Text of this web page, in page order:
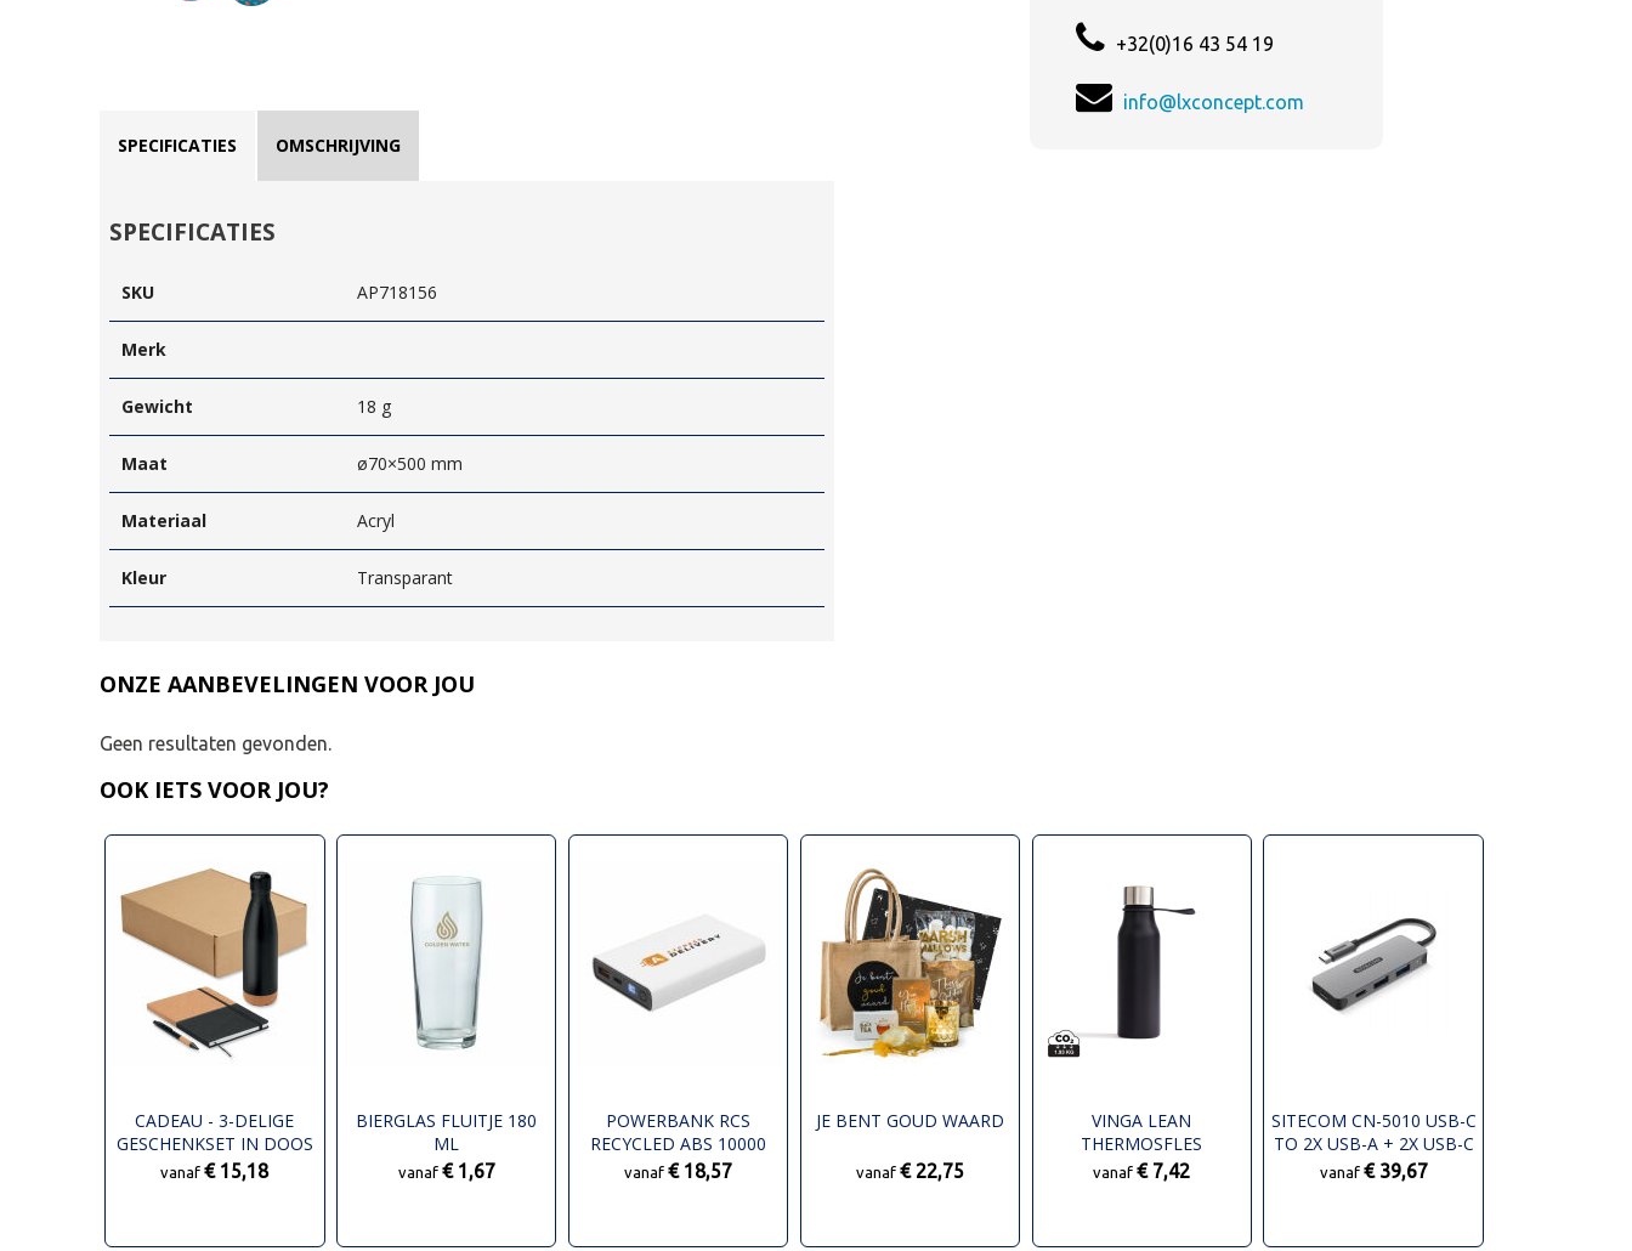
SPECIFICATIES OMSCHRIJVING
SPECIFICATIES
SKU AP718156
Merk
Gewicht 18 g
Maat ø70×500 mm
Materiaal Acryl
Kleur Transparant
+32(0)16 43 54 19
info@lxconcept.com
ONZE AANBEVELINGEN VOOR JOU
Geen resultaten gevonden.
OOK IETS VOOR JOU?
CADEAU - 3-DELIGE
GESCHENKSET IN DOOS
vanaf€ 15,18
BIERGLAS FLUITJE 180
ML
vanaf € 1,67
POWERBANK RCS
RECYCLED ABS 10000
OPLADER
vanaf€ 18,57
JE BENT GOUD WAARD
vanaf € 22,75
VINGA LEAN
THERMOSFLES
vanaf€ 7,42
SITECOM CN-5010 USB-C
TO 2X USB-A + 2X USB-C
HUB
vanaf € 39,67